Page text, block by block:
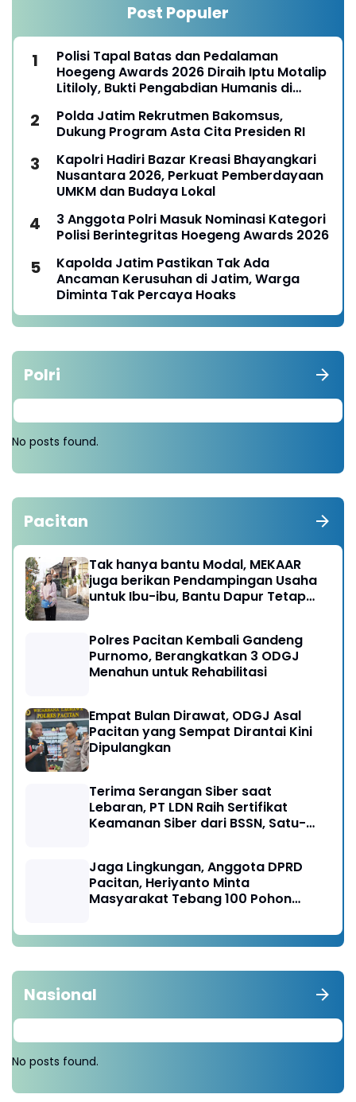
Post Populer
Polisi Tapal Batas dan Pedalaman
Hoegeng Awards 2026 Diraih Iptu Motalip
Litiloly, Bukti Pengabdian Humanis di
Polda Jatim Rekrutmen Bakomsus,
Dukung Program Asta Cita Presiden RI
Kapolri Hadiri Bazar Kreasi Bhayangkari
Nusantara 2026, Perkuat Pemberdayaan
UMKM dan Budaya Lokal
3 Anggota Polri Masuk Nominasi Kategori
Polisi Berintegritas Hoegeng Awards 2026
Kapolda Jatim Pastikan Tak Ada
Ancaman Kerusuhan di Jatim, Warga
Diminta Tak Percaya Hoaks
Polri
No posts found.
Pacitan
Tak hanya bantu Modal, MEKAAR
juga berikan Pendampingan Usaha
untuk Ibu-ibu, Bantu Dapur Tetap
Polres Pacitan Kembali Gandeng
Purnomo, Berangkatkan 3 ODGJ
Menahun untuk Rehabilitasi
Empat Bulan Dirawat, ODGJ Asal
Pacitan yang Sempat Dirantai Kini
Dipulangkan
Terima Serangan Siber saat
Lebaran, PT LDN Raih Sertifikat
Keamanan Siber dari BSSN, Satu-
Jaga Lingkungan, Anggota DPRD
Pacitan, Heriyanto Minta
Masyarakat Tebang 100 Pohon
Nasional
No posts found.